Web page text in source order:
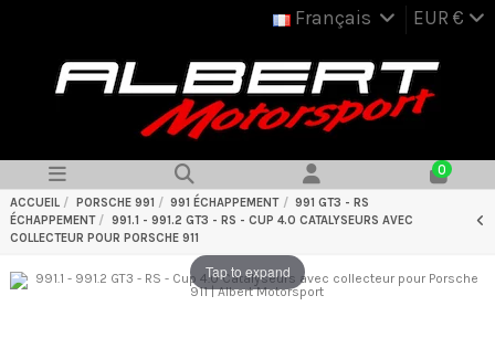
Français EUR €
0
ACCUEIL PORSCHE 991 991 ÉCHAPPEMENT
991 GT3 - RS
ÉCHAPPEMENT
991.1 - 991.2 GT3 - RS - CUP 4.0 CATALYSEURS AVEC
COLLECTEUR POUR PORSCHE 911
Tap to expand